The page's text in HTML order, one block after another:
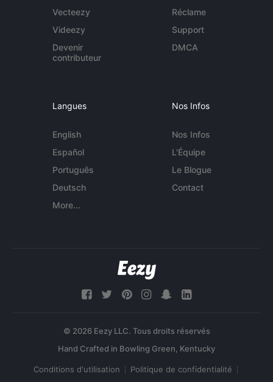
Vecteezy
Videezy
Devenir
contributeur
Réclame
Support
DMCA
Langues
English
Español
Português
Deutsch
More...
Nos Infos
Nos Infos
L'Équipe
Le Blogue
Contact
© 2026 Eezy LLC. Tous droits réservés
Conditions d'utilisation Politique de confidentialité